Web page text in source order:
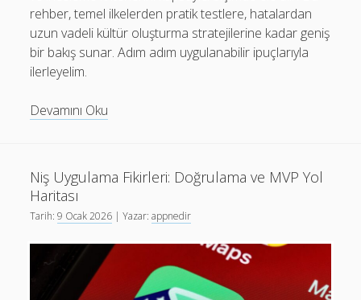
rehber, temel ilkelerden pratik testlere, hatalardan
uzun vadeli kültür oluşturma stratejilerine kadar geniş
bir bakış sunar. Adım adım uygulanabilir ipuçlarıyla
ilerleyelim.
Devamını Oku
Stratejileri:
Android
iOS
Niş Uygulama Fikirleri: Doğrulama ve MVP Yol
Haritası
Tarih:9 Ocak 2026 | Yazar:appnedir